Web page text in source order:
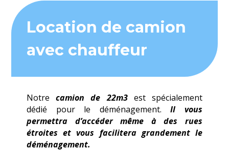
Location de camion
avec chauffeur
Notrecamion de 22m3est spécialement
dédié pour le déménagement.Il vous
permettra d’accéder même à des rues
étroites et vous facilitera grandement le
déménagement.